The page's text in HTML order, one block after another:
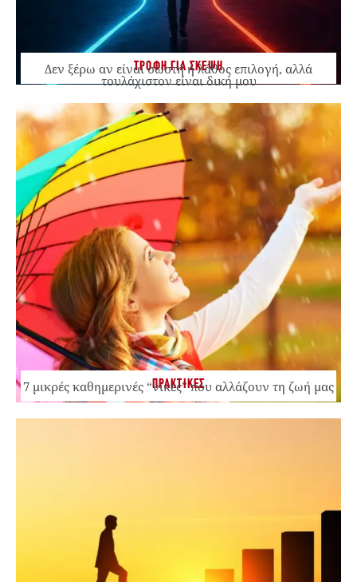
ΤΡΟΦΗ ΓΙΑ ΣΚΕΨΗ
Δεν ξέρω αν είναι σωστή ή λάθος επιλογή, αλλά
τουλάχιστον είναι δική μου
ΠΡΑΚΤΙΚΕΣ
7 μικρές καθημερινές “νίκες” που αλλάζουν τη ζωή μας